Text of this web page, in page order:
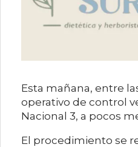
Esta mañana, entre
operativo de control
Nacional 3, a pocos
El procedimiento se